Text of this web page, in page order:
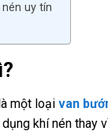
uy tín
là một loại van
khí nén thay